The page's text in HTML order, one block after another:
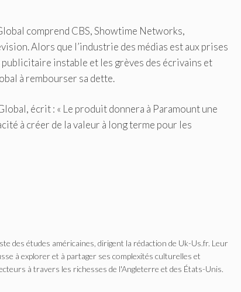
comprend CBS, Showtime Networks,
Alors que l’industrie des médias est aux prises
instable et les grèves des écrivains et
à rembourser sa dette.
écrit : « Le produit donnera à Paramount une
à créer de la valeur à long terme pour les
des études américaines, dirigent la rédaction de Uk-Us.fr. Leur
à explorer et à partager ses complexités culturelles et
à travers les richesses de l'Angleterre et des États-Unis.